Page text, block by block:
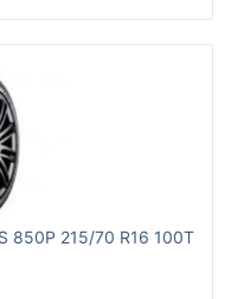
850P 215/70 R16 100T